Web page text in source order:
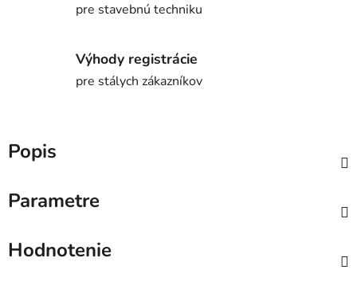
pre stavebnú techniku
Výhody registrácie
pre stálych zákazníkov
Popis
Parametre
Hodnotenie